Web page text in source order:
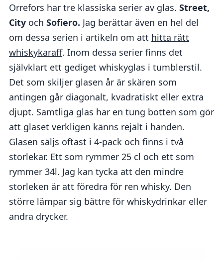
Orrefors har tre klassiska serier av glas. Street,
City och Sofiero. Jag berättar även en hel del
om dessa serien i artikeln om att hitta rätt
whiskykaraff. Inom dessa serier finns det
självklart ett gediget whiskyglas i tumblerstil.
Det som skiljer glasen år är skären som
antingen går diagonalt, kvadratiskt eller extra
djupt. Samtliga glas har en tung botten som gör
att glaset verkligen känns rejält i handen.
Glasen säljs oftast i 4-pack och finns i två
storlekar. Ett som rymmer 25 cl och ett som
rymmer 34l. Jag kan tycka att den mindre
storleken är att föredra för ren whisky. Den
större lämpar sig bättre för whiskydrinkar eller
andra drycker.